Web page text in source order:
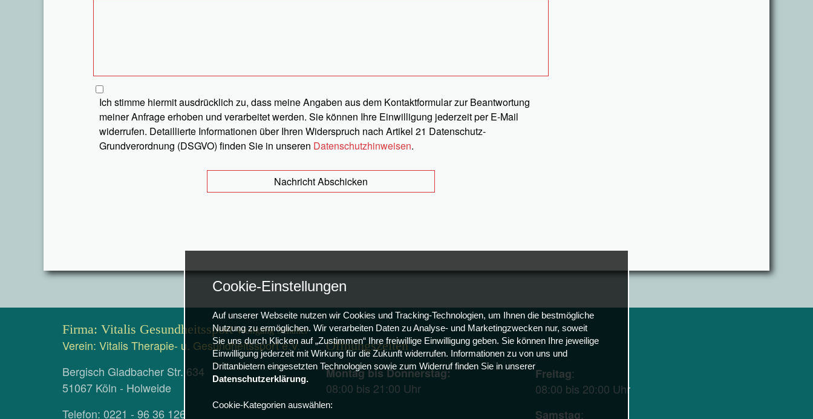
Ich stimme hiermit ausdrücklich zu, dass meine Angaben aus dem Kontaktformular zur Beantwortung
meiner Anfrage erhoben und verarbeitet werden. Sie können Ihre Einwilligung jederzeit per E-Mail
widerrufen. Detaillierte Informationen über Ihren Widerspruch nach Artikel 21 Datenschutz-
Grundverordnung (DSGVO) finden Sie in unseren Datenschutzhinweisen.
Nachricht Abschicken
Firma: Vitalis GesundheitssportWolfgang Schaller
Verein: Vitalis Therapie- u. Gesundheitssport e.V.
Bergisch Gladbacher Str. 634
51067 Köln - Holweide
Telefon: 0221 - 96 36 126
Öffnungszeiten
Montag bis Donnerstag:
08:00 bis 21:00 Uhr
Freitag:
08:00 bis 20:00 Uhr
Samstag:
Cookie-Einstellungen
Auf unserer Webseite nutzen wir Cookies und Tracking-Technologien, um Ihnen die bestmögliche
Nutzung zu ermöglichen. Wir verarbeiten Daten zu Analyse- und Marketingzwecken nur, soweit
Sie uns durch Klicken auf „Zustimmen“ Ihre freiwillige Einwilligung geben. Sie können Ihre jeweilige
Einwilligung jederzeit mit Wirkung für die Zukunft widerrufen. Informationen zu von uns und
Drittanbietern eingesetzten Technologien sowie zum Widerruf finden Sie in unserer
Datenschutzerklärung.
Cookie-Kategorien auswählen: